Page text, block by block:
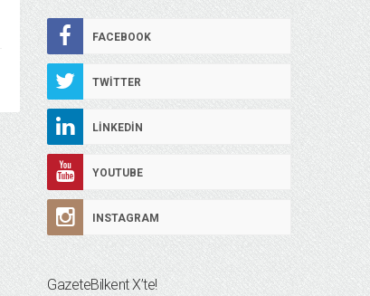
FACEBOOK
TWITTER
LINKEDIN
YOUTUBE
INSTAGRAM
GazeteBilkent X’te!